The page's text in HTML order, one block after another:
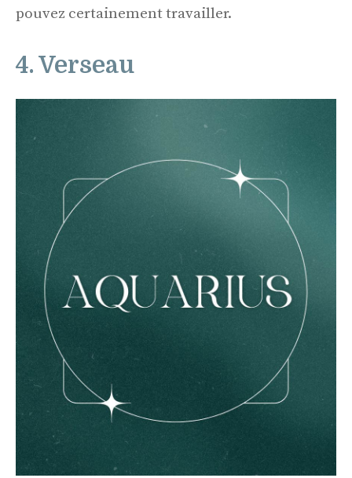
pouvez certainement travailler.
4. Verseau